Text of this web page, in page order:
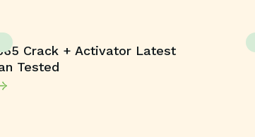
Crack + Activator Latest
Tested